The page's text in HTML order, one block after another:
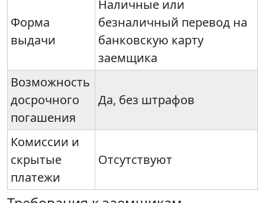
Форма
выдачи
Наличные или
безналичный перевод на
банковскую карту
заемщика
Возможность
досрочного
погашения
Да, без штрафов
Комиссии и
скрытые
платежи
Отсутствуют